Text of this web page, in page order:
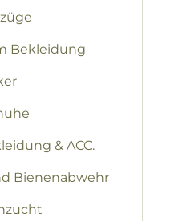
Bekleidung
& ACC.
Bienenabwehr